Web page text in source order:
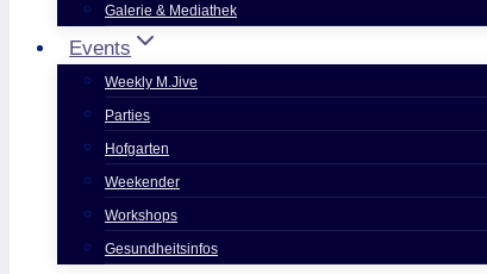
Galerie & Mediathek
Events
Weekly M.Jive
Parties
Hofgarten
Weekender
Workshops
Gesundheitsinfos